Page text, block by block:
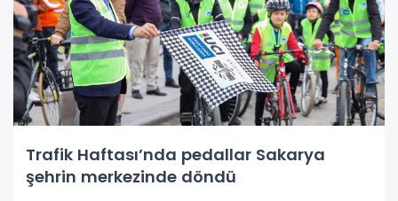
Trafik Haftası’nda pedallar Sakarya
şehrin merkezinde döndü